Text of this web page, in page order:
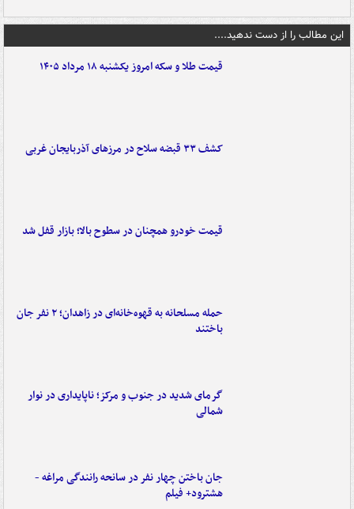
این مطالب را از دست ندهید....
قیمت طلا و سکه امروز یکشنبه ۱۸ مرداد ۱۴۰۵
کشف ۳۳ قبضه سلاح در مرزهای آذربایجان غربی
قیمت خودرو همچنان در سطوح بالا؛ بازار قفل شد
حمله مسلحانه به قهوه‌خانه‌ای در زاهدان؛ ۲ نفر جان
باختند
گرمای شدید در جنوب و مرکز؛ ناپایداری در نوار
شمالی
جان باختن چهار نفر در سانحه رانندگی مراغه -
هشترود+ فیلم